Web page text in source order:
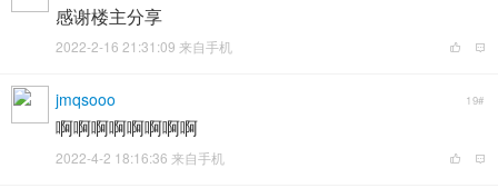
感谢楼主分享
2022-2-16 21:31:09 来自手机
jmqsooo 19#
啊啊啊啊啊啊啊啊
2022-4-2 18:16:36 来自手机